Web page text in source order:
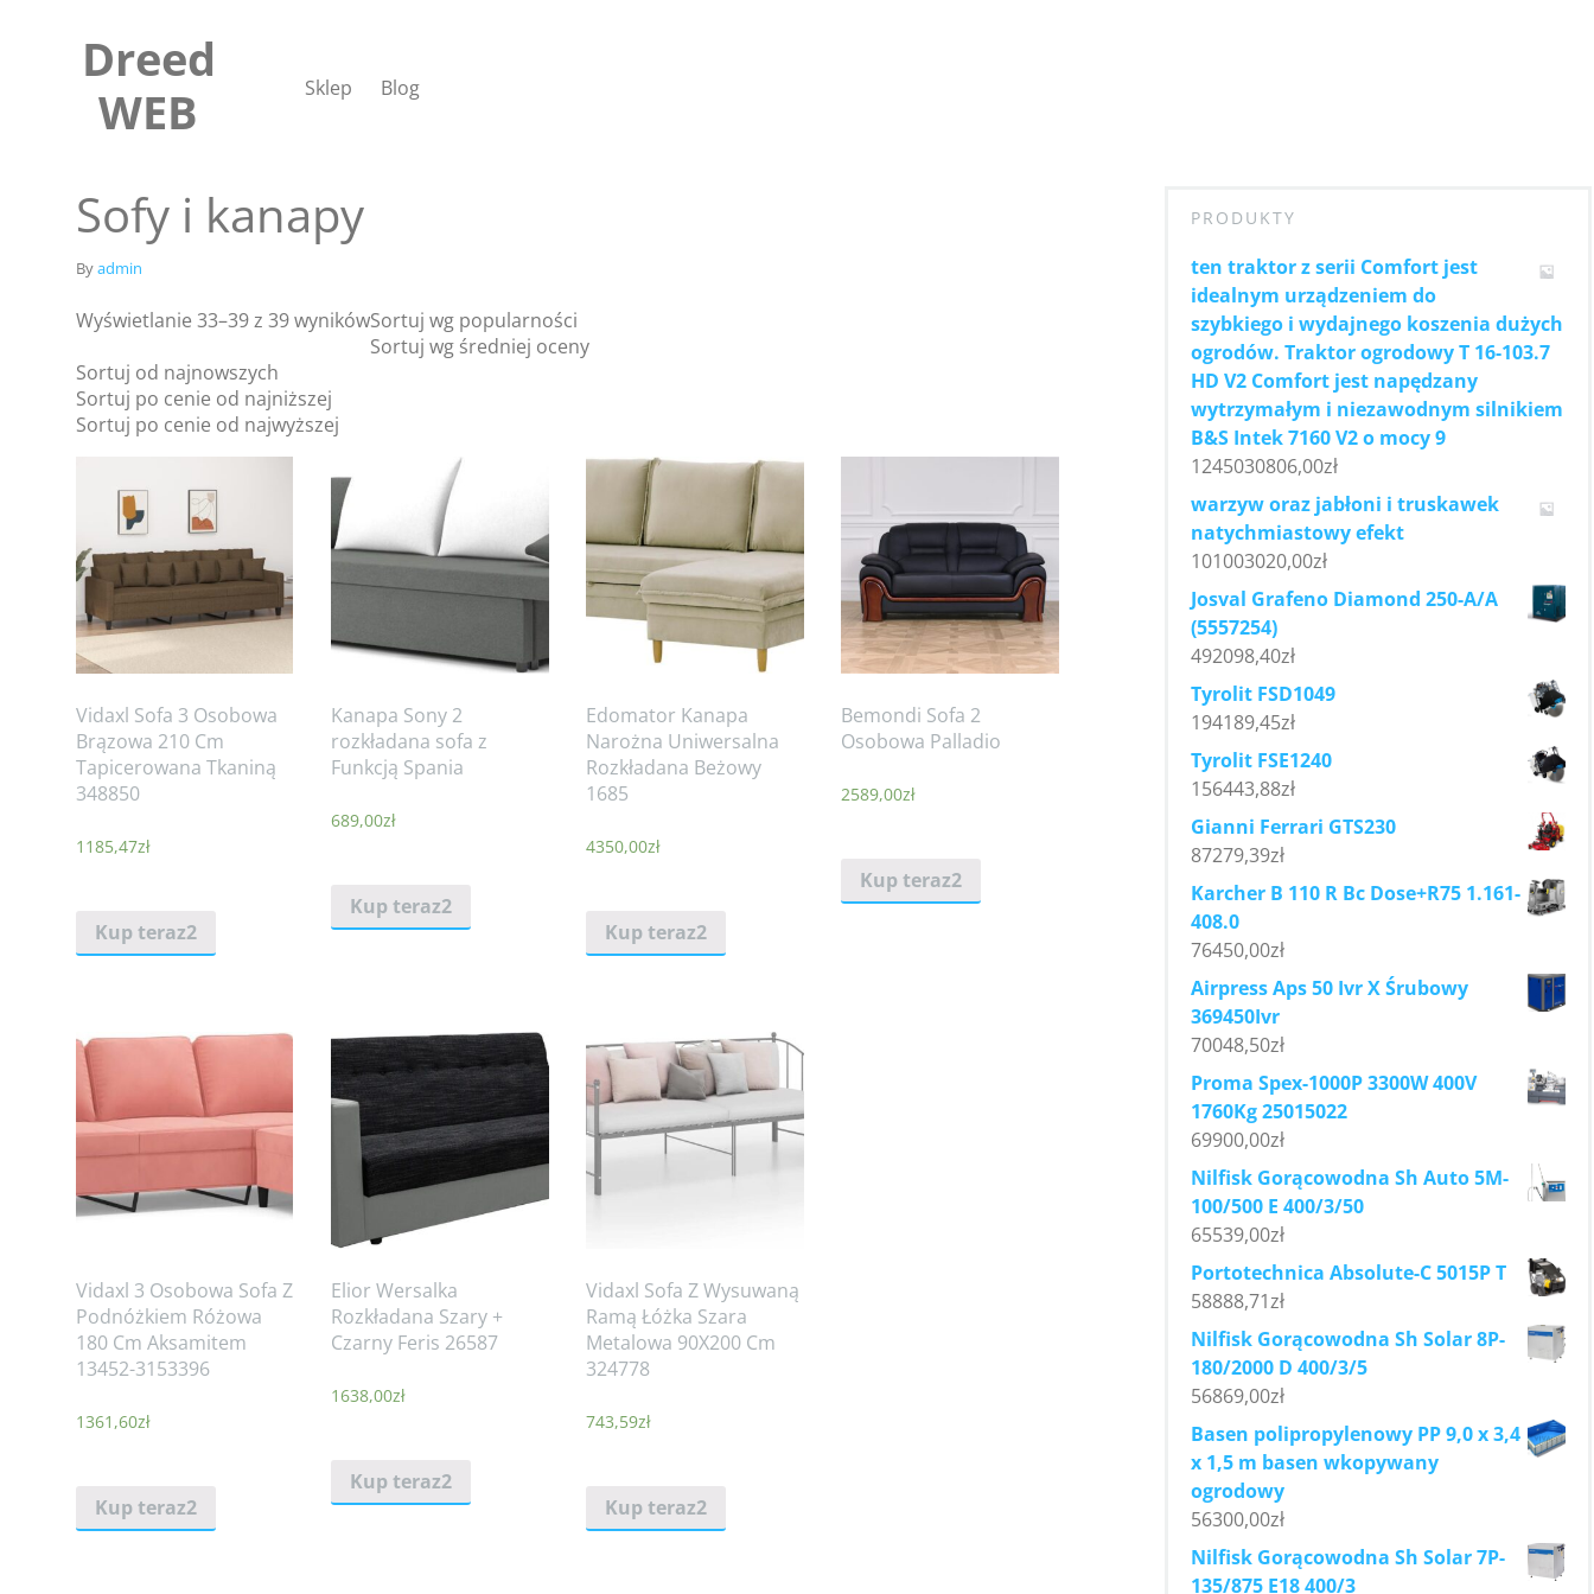
Dreed
WEB
Sklep Blog
Sofy i kanapy
Byadmin
Wyświetlanie 33–39 z 39 wynikówSortuj wg popularności
Sortuj wg średniej oceny
Sortuj od najnowszych
Sortuj po cenie od najniższej
Sortuj po cenie od najwyższej
Vidaxl Sofa 3 Osobowa
Brązowa 210 Cm
Tapicerowana Tkaniną
348850
1185,47zł
Kup teraz2
Kanapa Sony 2
rozkładana sofa z
Funkcją Spania
689,00zł
Kup teraz2
Edomator Kanapa
Narożna Uniwersalna
Rozkładana Beżowy
1685
4350,00zł
Kup teraz2
Bemondi Sofa 2
Osobowa Palladio
2589,00zł
Kup teraz2
Vidaxl 3 Osobowa Sofa Z
Podnóżkiem Różowa
180 Cm Aksamitem
13452-3153396
1361,60zł
Kup teraz2
Elior Wersalka
Rozkładana Szary +
Czarny Feris 26587
1638,00zł
Kup teraz2
Vidaxl Sofa Z Wysuwaną
Ramą Łóżka Szara
Metalowa 90X200 Cm
324778
743,59zł
Kup teraz2
PRODUKTY
ten traktor z serii Comfort jest
idealnym urządzeniem do
szybkiego i wydajnego koszenia dużych
ogrodów. Traktor ogrodowy T 16-103.7
HD V2 Comfort jest napędzany
wytrzymałym i niezawodnym silnikiem
B&S Intek 7160 V2 o mocy 9
1245030806,00zł
warzyw oraz jabłoni i truskawek
natychmiastowy efekt
101003020,00zł
Josval Grafeno Diamond 250-A/A
(5557254)
492098,40zł
Tyrolit FSD1049
194189,45zł
Tyrolit FSE1240
156443,88zł
Gianni Ferrari GTS230
87279,39zł
Karcher B 110 R Bc Dose+R75 1.161-
408.0
76450,00zł
Airpress Aps 50 Ivr X Śrubowy
369450Ivr
70048,50zł
Proma Spex-1000P 3300W 400V
1760Kg 25015022
69900,00zł
Nilfisk Gorącowodna Sh Auto 5M-
100/500 E 400/3/50
65539,00zł
Portotechnica Absolute-C 5015P T
58888,71zł
Nilfisk Gorącowodna Sh Solar 8P-
180/2000 D 400/3/5
56869,00zł
Basen polipropylenowy PP 9,0 x 3,4
x 1,5 m basen wkopywany
ogrodowy
56300,00zł
Nilfisk Gorącowodna Sh Solar 7P-
135/875 E18 400/3